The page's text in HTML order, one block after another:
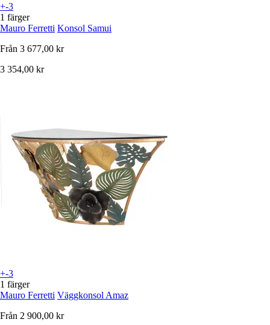
+-3
1 färger
Mauro Ferretti Konsol Samui
Från 3 677,00 kr
3 354,00 kr
+-3
1 färger
Mauro Ferretti Väggkonsol Amaz
Från 2 900,00 kr